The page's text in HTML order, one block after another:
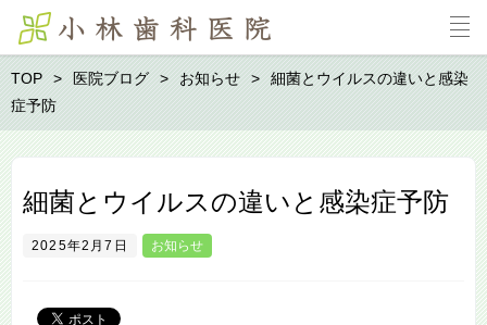
TOP 医院ブログ お知らせ
細菌とウイルスの違いと感染
症予防
細菌とウイルスの違いと感染症予防
2025年2月7日 お知らせ